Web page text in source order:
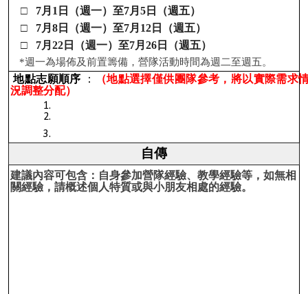
□ 7月1日（週一）至7月5日（週五）
□ 7月8日（週一）至7月12日（週五）
□ 7月22日（週一）至7月26日（週五）
*週一為場佈及前置籌備，營隊活動時間為週二至週五。
地點志願順序 ：
（地點選擇僅供團隊參考，將以實際需求
況調整分配）
自傳
建議內容可包含：自身參加營隊經驗、教學經驗等，如無相
關經驗，請概述個人特質或與小朋友相處的經驗。